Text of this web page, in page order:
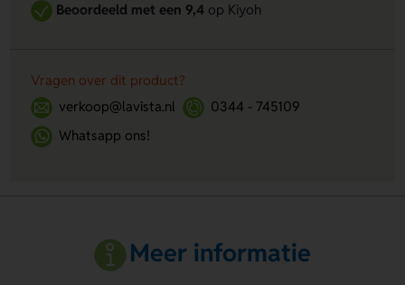
Beoordeeld met een 9,4op Kiyoh
Vragen over dit product?
verkoop@lavista.nl
0344 - 745109
Whatsapp ons!
Meer informatie